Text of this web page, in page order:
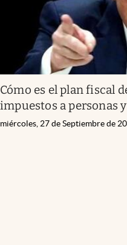
Cómo es el plan fiscal
impuestos a personas
miércoles, 27 de Septiembre de